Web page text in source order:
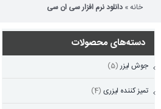
خانه» دانلود نرم افزار سی ان سی
دسته‌های محصولات
جوش لیزر (5)
تمیز کننده لیزری (4)